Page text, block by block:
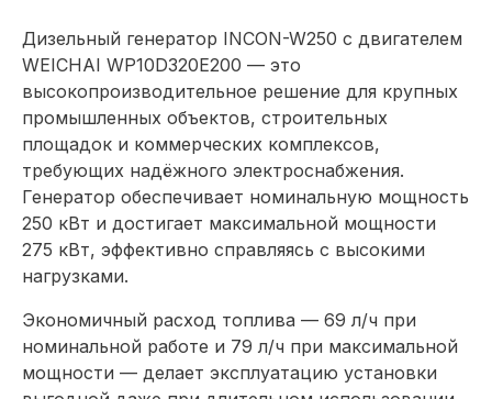
Дизельный генератор INCON-W250 с двигателем
WEICHAI WP10D320E200 — это
высокопроизводительное решение для крупных
промышленных объектов, строительных
площадок и коммерческих комплексов,
требующих надёжного электроснабжения.
Генератор обеспечивает номинальную мощность
250 кВт и достигает максимальной мощности
275 кВт, эффективно справляясь с высокими
нагрузками.
Экономичный расход топлива — 69 л/ч при
номинальной работе и 79 л/ч при максимальной
мощности — делает эксплуатацию установки